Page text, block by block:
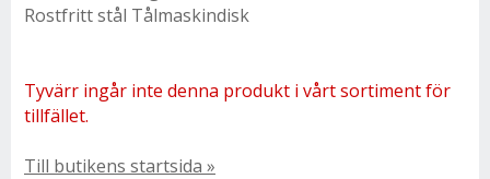
Rostfritt stål Tålmaskindisk
Tyvärr ingår inte denna produkt i vårt sortiment för
tillfället.
Till butikens startsida »